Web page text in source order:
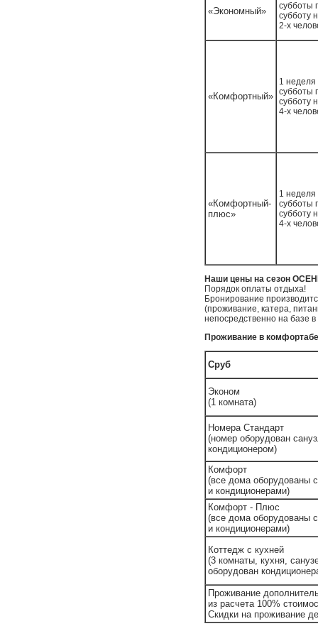
«Экономный»
субботы
субботу
2-х
«Комфортный»
1 неделя
субботы
субботу
4-х
«Комфортный-
плюс»
1 неделя
субботы
субботу
4-х
Наши цены на сезон
Порядок оплаты отдыха!
Бронирование
(проживание, катера,
непосредственно на базе
Проживание в
Сруб
Эконом
(1 комната)
Номера Стандарт
(номер оборудован
кондиционером)
Комфорт
(все дома оборудованы
и кондиционерами)
Комфорт - Плюс
(все дома оборудованы
и кондиционерами)
Коттедж с кухней
(3 комнаты, кухня,
оборудован
Проживание
из расчета 100%
Скидки на проживание